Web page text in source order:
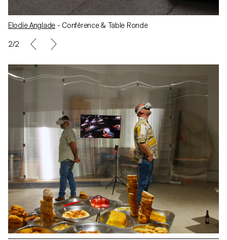
Elodie Anglade - Conférence & Table Ronde
1/2